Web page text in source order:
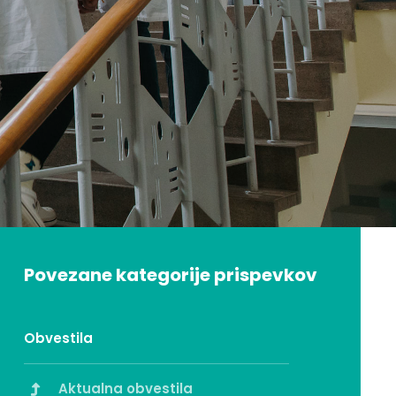
Povezane kategorije prispevkov
Obvestila
Aktualna obvestila